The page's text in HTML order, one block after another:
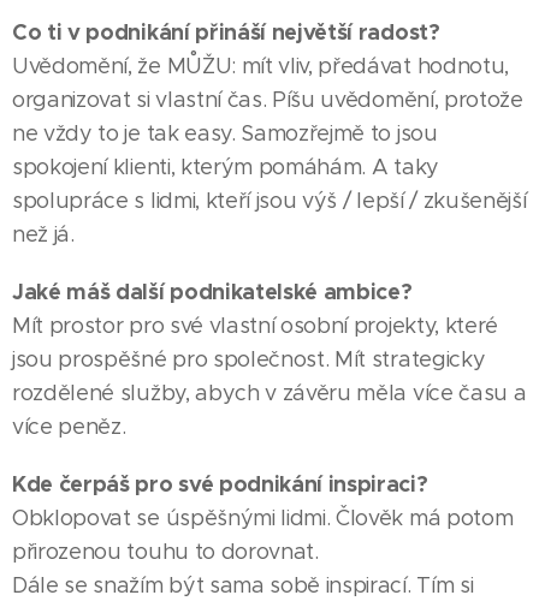
Co ti v podnikání přináší největší radost?
Uvědomění, že MŮŽU: mít vliv, předávat hodnotu,
organizovat si vlastní čas. Píšu uvědomění, protože
ne vždy to je tak easy. Samozřejmě to jsou
spokojení klienti, kterým pomáhám. A taky
spolupráce s lidmi, kteří jsou výš / lepší / zkušenější
než já.
Jaké máš další podnikatelské ambice?
Mít prostor pro své vlastní osobní projekty, které
jsou prospěšné pro společnost. Mít strategicky
rozdělené služby, abych v závěru měla více času a
více peněz.
Kde čerpáš pro své podnikání inspiraci?
Obklopovat se úspěšnými lidmi. Člověk má potom
přirozenou touhu to dorovnat.
Dále se snažím být sama sobě inspirací. Tím si